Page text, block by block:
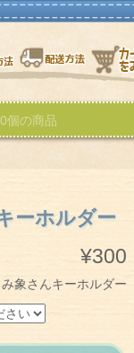
お支払い方法 配送方法
0個の商品
ーホルダー
¥300
象さんキーホルダー